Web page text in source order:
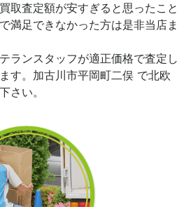
取査定額が安すぎると思ったこと
満足できなかった方は是非当店ま
ランスタッフが適正価格で査定し
す。加古川市平岡町二俣 で北欧
さい。